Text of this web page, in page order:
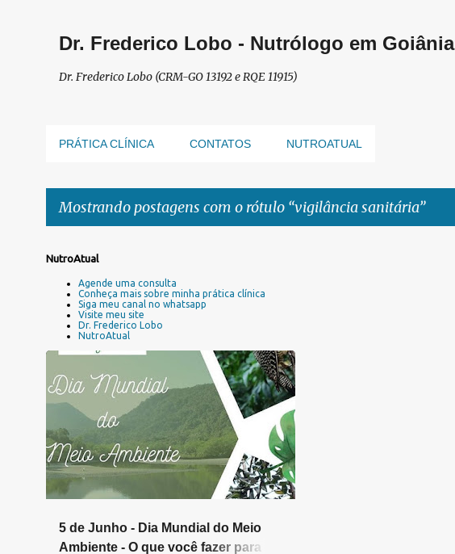
Dr. Frederico Lobo - Nutrólogo em Goiânia
Dr. Frederico Lobo (CRM-GO 13192 e RQE 11915)
PRÁTICA CLÍNICA CONTATOS NUTROATUAL
Mostrando postagens com o rótulo vigilância sanitária
P
n
s
NutroAtual
Agende uma consulta
Conheça mais sobre minha prática clínica
Siga meu canal no whatsapp
Visite meu site
Dr. Frederico Lobo
NutroAtual
5 de Junho - Dia Mundial do Meio
Ambiente - O que você fazer para
AGROTÓXICOS AMBIENTAL +6